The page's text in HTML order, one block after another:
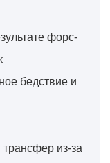
форс-
бедствие и
из-за